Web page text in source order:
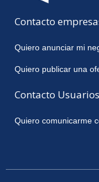
Contacto
Quiero anunciar mi
Quiero publicar una
Contacto Usuarios
Quiero comunicarme